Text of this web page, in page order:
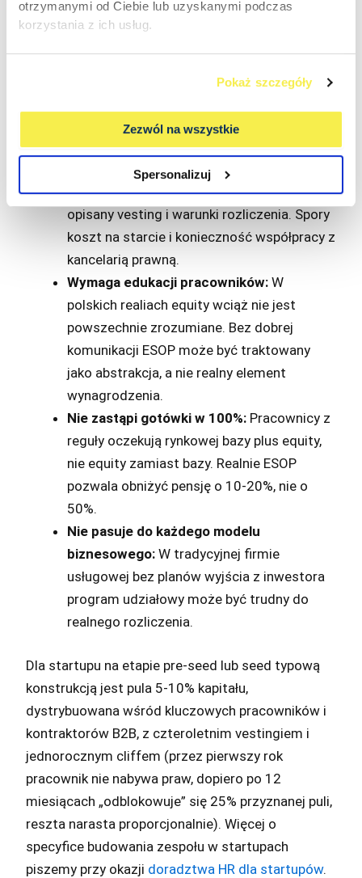
otrzymanymi od Ciebie lub uzyskanymi podczas
korzystania z ich usług.
Pokaż szczegóły
Zezwól na wszystkie
Spersonalizuj
etapie wynosi 5-10% kapitału spółki. Dla niektórych
funduszy obecność programu udziałowego jest
wręcz warunkiem inwestycji.
firmy. Trzeba pamiętać o kilku rzeczach:
Wymaga dokumentacji prawnej:
są umowy, regulamin programu, jasno
opisany vesting i warunki rozliczenia. Spory
koszt na starcie i konieczność współpracy z
kancelarią prawną.
Wymaga edukacji pracowników:W
polskich realiach equity wciąż nie jest
powszechnie zrozumiane. Bez dobrej
komunikacji ESOP może być traktowany
jako abstrakcja, a nie realny element
wynagrodzenia.
Nie zastąpi gotówki w 100%: Pracownicy z
reguły oczekują rynkowej bazy plus equity,
nie equity zamiast bazy. Realnie ESOP
pozwala obniżyć pensję o 10-20%, nie o
50%.
Nie pasuje do każdego modelu
biznesowego:W tradycyjnej firmie
usługowej bez planów wyjścia z inwestora
program udziałowy może być trudny do
realnego rozliczenia.
Dla startupu na etapie pre-seed lub seed typową
konstrukcją jest pula 5-10% kapitału,
dystrybuowana wśród kluczowych pracowników i
kontraktorów B2B, z czteroletnim vestingiem i
jednorocznym cliffem (przez pierwszy rok
pracownik nie nabywa praw, dopiero po 12
miesiącach „odblokowuje” się 25% przyznanej puli,
reszta narasta proporcjonalnie). Więcej o
specyfice budowania zespołu w startupach
piszemy przy okazji doradztwa HR dla startupów.